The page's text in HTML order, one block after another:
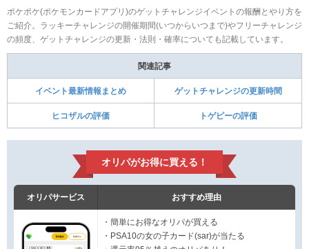
ポケポケ(ポケモンカードアプリ)のゲットチャレンジイベントの報酬とやり方を
ご紹介。ラッキーチャレンジの開催期間(いつからいつまで)やフリーチャレンジ
の頻度、ゲットチャレンジの更新・法則・確率についても記載しています。
関連記事
イベント最新情報まとめ ゲットチャレンジの更新時間
ヒコザルの評価 トゲピーの評価
オリパがお得に買える！
オリパサービス おすすめ理由
・簡単にお得なオリパが買える
・PSA10の女の子カード(sar)が当たる